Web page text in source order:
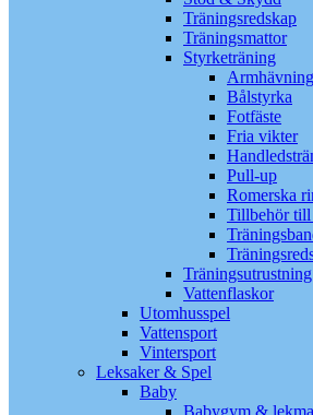
Träningsredskap
Träningsmattor
Styrketräning
Bålstyrka
Fotfäste
Fria vikter
Pull-up
Romerska
Tillbehör till
Träningsutrustning
Vattenflaskor
Utomhusspel
Vattensport
Vintersport
Leksaker & Spel
Baby
Babygym &